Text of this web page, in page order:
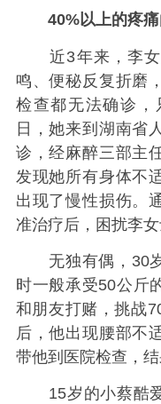
40%以上的疼痛
近3年来，李女
鸣、便秘反复折磨
检查都无法确诊，
日，她来到湖南省
诊，经麻醉三部主
发现她所有身体不
出现了慢性损伤。
准治疗后，困扰李
无独有偶，30岁
时一般承受50公斤
和朋友打赌，挑战
后，他出现腰部不
带他到医院检查，
15岁的小蔡酷爱